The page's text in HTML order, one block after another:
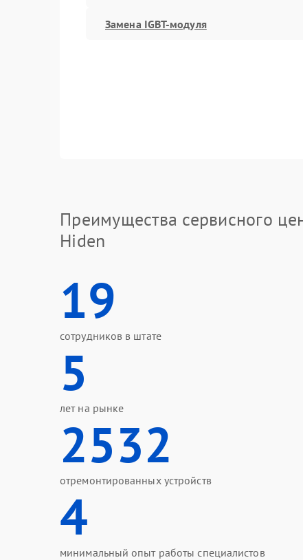
Замена IGBT-модуля
Преимущества сервисного
Hiden
19
сотрудников в штате
5
лет на рынке
2532
отремонтированных устройств
4
минимальный опыт работы специалистов